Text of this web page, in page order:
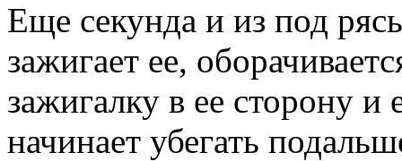
Еще секунда и из под
зажигает ее,
зажигалку в ее сторону и
начинает убегать